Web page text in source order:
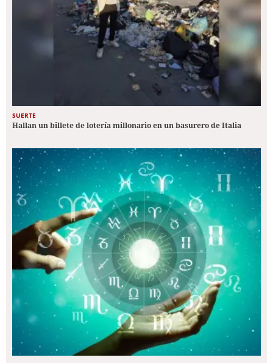
SUERTE
Hallan un billete de lotería millonario en un basurero de Italia